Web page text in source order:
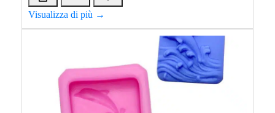
Visualizza di più →